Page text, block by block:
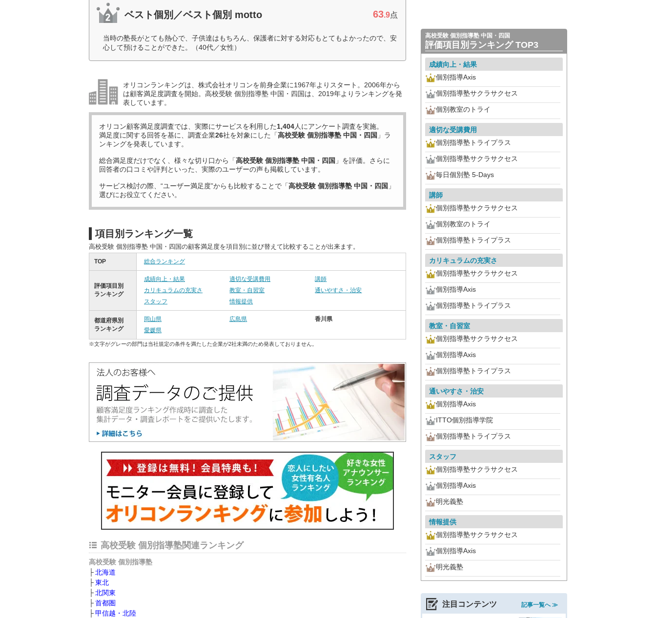
ベスト個別／ベスト個別 motto 63.9点
当時の塾長がとても熱心で、子供達はもちろん、保護者に対する対応もとてもよかったので、安
心して預けることができた。（40代／女性）
オリコンランキングは、株式会社オリコンを前身企業に1967年よりスタート。2006年から
は顧客満足度調査を開始。高校受験 個別指導塾 中国・四国は、2019年よりランキングを発
表しています。
オリコン顧客満足度調査では、実際にサービスを利用した1,404人にアンケート調査を実施。
満足度に関する回答を基に、調査企業26社を対象にした「高校受験 個別指導塾 中国・四国 」ラ
ンキングを発表しています。
総合満足度だけでなく、様々な切り口から「高校受験 個別指導塾 中国・四国 」を評価。さらに
回答者の口コミや評判といった、実際のユーザーの声も掲載しています。
サービス検討の際、“ユーザー満足度”からも比較することで「高校受験 個別指導塾 中国・四国 」
選びにお役立てください。
項目別ランキング一覧
高校受験 個別指導塾 中国・四国の顧客満足度を項目別に並び替えて比較することが出来ます。
TOP 総合ランキング
評価項目別
ランキング
成績向上・結果 適切な受講費用
講師
カリキュラムの充実さ
教室・自習室
通いやすさ・治安
スタッフ
情報提供
都道府県別
ランキング
岡山県 広島県
香川県
愛媛県
※文字がグレーの部門は当社規定の条件を満たした企業が2社未満のため発表しておりません。
高校受験 個別指導塾関連ランキング
高校受験 個別指導塾
北海道
東北
北関東
首都圏
甲信越・北陸
高校受験 個別指導塾 中国・四国
評価項目別ランキング TOP3
成績向上・結果
個別指導Axis
個別指導塾サクラサクセス
個別教室のトライ
適切な受講費用
個別指導塾トライプラス
個別指導塾サクラサクセス
毎日個別塾 5-Days
講師
個別指導塾サクラサクセス
個別教室のトライ
個別指導塾トライプラス
カリキュラムの充実さ
個別指導塾サクラサクセス
個別指導Axis
個別指導塾トライプラス
教室・自習室
個別指導塾サクラサクセス
個別指導Axis
個別指導塾トライプラス
通いやすさ・治安
個別指導Axis
ITTO個別指導学院
個別指導塾トライプラス
スタッフ
個別指導塾サクラサクセス
個別指導Axis
明光義塾
情報提供
個別指導塾サクラサクセス
個別指導Axis
明光義塾
注目コンテンツ 記事一覧へ ≫